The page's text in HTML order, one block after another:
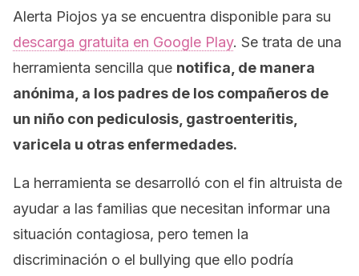
Alerta Piojos ya se encuentra disponible para su
descarga gratuita en Google Play. Se trata de una
herramienta sencilla que notifica, de manera
anónima, a los padres de los compañeros de
un niño con pediculosis, gastroenteritis,
varicela u otras enfermedades.
La herramienta se desarrolló con el fin altruista de
ayudar a las familias que necesitan informar una
situación contagiosa, pero temen la
discriminación o el bullying que ello podría